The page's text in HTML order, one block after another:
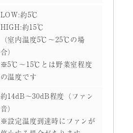
LOW:約5℃
HIGH:約15℃
（室内温度5℃～25℃の場
合）
※5℃～15℃とは野菜室程度
の温度です
約14dB～30dB程度（ファン
音）
※設定温度到達時にファンが